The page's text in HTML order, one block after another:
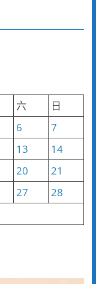
六
日
6
7
13
14
20
21
27
28